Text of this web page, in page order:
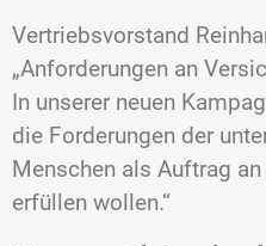
Vertriebsvorstand
„Anforderungen an
In unserer neuen
die Forderungen der
Menschen als Auftrag
erfüllen wollen.“